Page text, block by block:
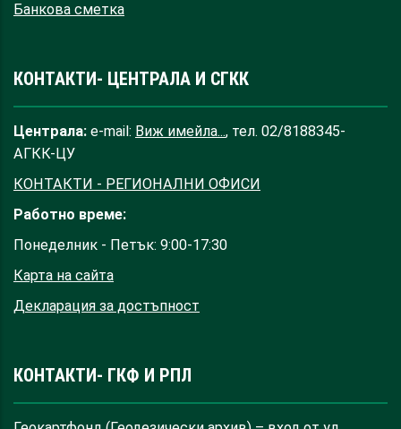
Банкова сметка
КОНТАКТИ- ЦЕНТРАЛА И СГКК
Централа: e-mail: Виж имейла..., тел. 02/8188345-
АГКК-ЦУ
КОНТАКТИ - РЕГИОНАЛНИ ОФИСИ
Работно време:
Понеделник - Петък: 9:00-17:30
Карта на сайта
Декларация за достъпност
КОНТАКТИ- ГКФ И РПЛ